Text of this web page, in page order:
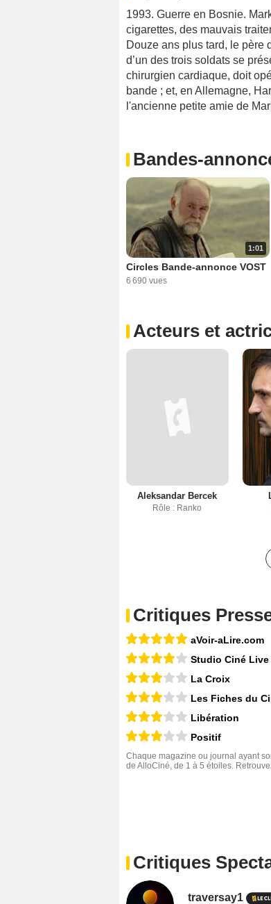
1993. Guerre en Bosnie.
cigarettes, des mauvais
Douze ans plus tard, le père
d’un des trois soldats se
chirurgien cardiaque, doit
bande ; et, en Allemagne,
l'ancienne petite amie de
Bandes-
1:01
Circles Bande-annonce VOST
6 690 vues
Acteurs et
Aleksandar Bercek
Rôle : Ranko
Critiques
aVoir-aLire.com
Studio Ciné Live
La Croix
Les Fiches du
Libération
Positif
Chaque magazine ou journal ayant
de AlloCiné, de 1 à 5 étoiles.
Critiques
traversay1